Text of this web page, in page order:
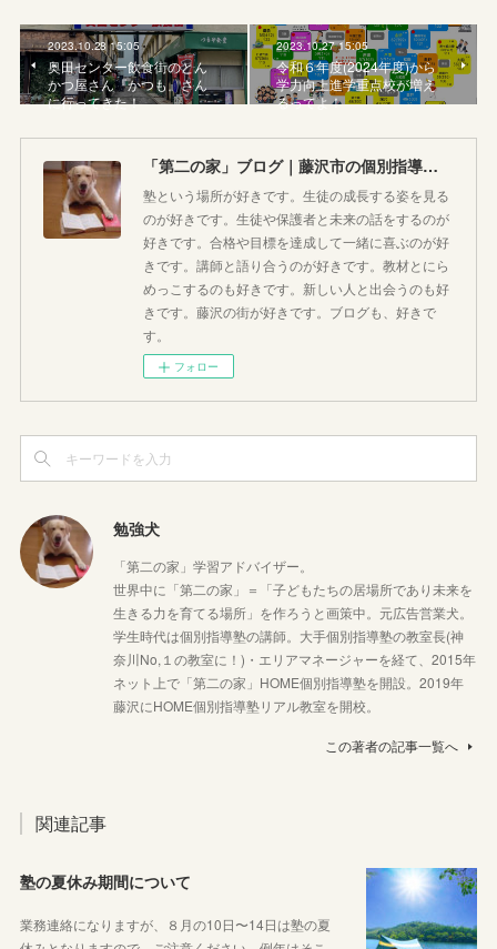
2023.10.28 15:05
奥田センター飲食街のとん
かつ屋さん『かつも』さん
に行ってきた！
2023.10.27 15:05
令和６年度(2024年度)から
学力向上進学重点校が増え
るってよ！
「第二の家」ブログ｜藤沢市の個別指導塾のお話
塾という場所が好きです。生徒の成長する姿を見る
のが好きです。生徒や保護者と未来の話をするのが
好きです。合格や目標を達成して一緒に喜ぶのが好
きです。講師と語り合うのが好きです。教材とにら
めっこするのも好きです。新しい人と出会うのも好
きです。藤沢の街が好きです。ブログも、好きで
す。
フォロー
勉強犬
「第二の家」学習アドバイザー。
世界中に「第二の家」＝「子どもたちの居場所であり未来を
生きる力を育てる場所」を作ろうと画策中。元広告営業犬。
学生時代は個別指導塾の講師。大手個別指導塾の教室長(神
奈川No,１の教室に！)・エリアマネージャーを経て、2015年
ネット上で「第二の家」HOME個別指導塾を開設。2019年
藤沢にHOME個別指導塾リアル教室を開校。
この著者の記事一覧へ
関連記事
塾の夏休み期間について
業務連絡になりますが、８月の10日〜14日は塾の夏